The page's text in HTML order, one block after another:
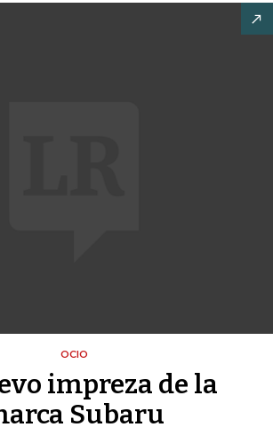
OCIO
impreza de la
Subaru